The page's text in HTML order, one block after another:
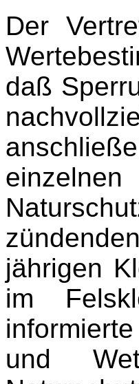
Der
daß
jährigen
im
und